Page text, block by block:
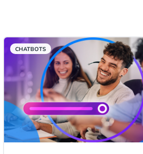
CHATBOTS